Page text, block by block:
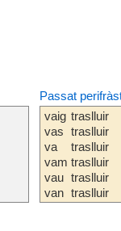
Passat
vaig
vas
va
vam
vau
van
traslluir
traslluir
traslluir
traslluir
traslluir
traslluir